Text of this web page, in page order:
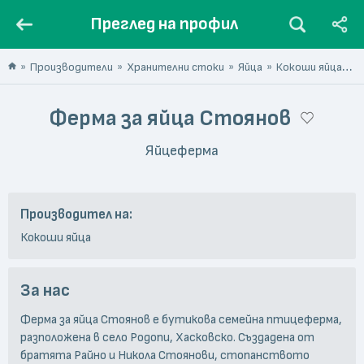
Преглед на профил
Производители Хранителни стоки Яйца Кокоши яйца
Ферма за яйца Стоянов
Яйцеферма
Производител на:
Кокоши яйца
За нас
Ферма за яйца Стоянов е бутикова семейна птицеферма,
разположена в село Родопи, Хасковско. Създадена от
братята Райно и Никола Стоянови, стопанството